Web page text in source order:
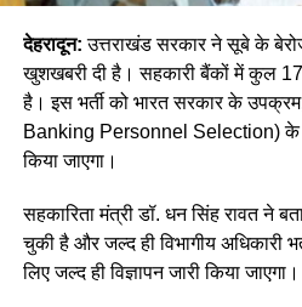
देहरादून: उत्तराखंड सरकार ने सूबे के
खुशखबरी दी है। सहकारी बैंकों में कुल 177
है। इस भर्ती को भारत सरकार के
Banking Personnel Selection) के
किया जाएगा।
सहकारिता मंत्री डॉ. धन सिंह रावत ने
चुकी है और जल्द ही विभागीय अधिकारी
लिए जल्द ही विज्ञापन जारी किया जाएगा।